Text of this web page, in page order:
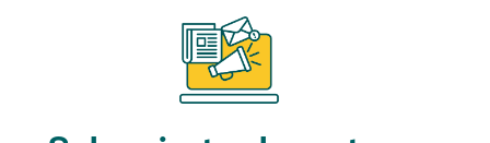
Subscriu-te als nostres